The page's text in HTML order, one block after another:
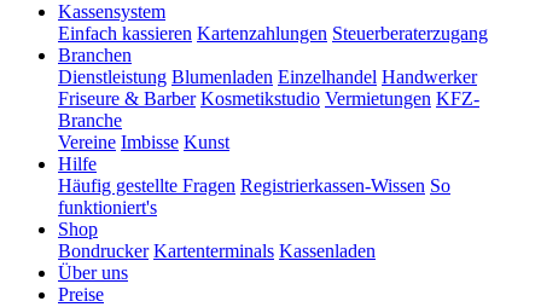
Kassensystem
Einfach kassieren Kartenzahlungen Steuerberaterzugang
Branchen
Dienstleistung Blumenladen Einzelhandel Handwerker
Friseure & Barber Kosmetikstudio Vermietungen KFZ-
Branche
Vereine Imbisse Kunst
Hilfe
Häufig gestellte Fragen Registrierkassen-Wissen So
funktioniert's
Shop
Bondrucker Kartenterminals Kassenladen
Über uns
Preise